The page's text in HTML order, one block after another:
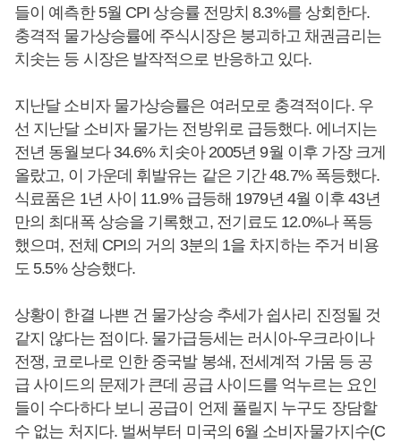
들이 예측한 5월 CPI 상승률 전망치 8.3%를 상회한다.
충격적 물가상승률에 주식시장은 붕괴하고 채권금리는
치솟는 등 시장은 발작적으로 반응하고 있다.
지난달 소비자 물가상승률은 여러모로 충격적이다. 우
선 지난달 소비자 물가는 전방위로 급등했다. 에너지는
전년 동월보다 34.6% 치솟아 2005년 9월 이후 가장 크게
올랐고, 이 가운데 휘발유는 같은 기간 48.7% 폭등했다.
식료품은 1년 사이 11.9% 급등해 1979년 4월 이후 43년
만의 최대폭 상승을 기록했고, 전기료도 12.0%나 폭등
했으며, 전체 CPI의 거의 3분의 1을 차지하는 주거 비용
도 5.5% 상승했다.
상황이 한결 나쁜 건 물가상승 추세가 쉽사리 진정될 것
같지 않다는 점이다. 물가급등세는 러시아-우크라이나
전쟁, 코로나로 인한 중국발 봉쇄, 전세계적 가뭄 등 공
급 사이드의 문제가 큰데 공급 사이드를 억누르는 요인
들이 수다하다 보니 공급이 언제 풀릴지 누구도 장담할
수 없는 처지다. 벌써부터 미국의 6월 소비자물가지수(C